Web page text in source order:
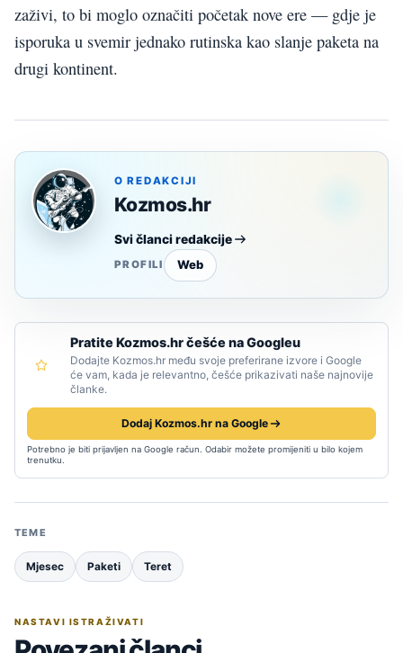
zaživi, to bi moglo označiti početak nove ere — gdje je
isporuka u svemir jednako rutinska kao slanje paketa na
drugi kontinent.
O REDAKCIJI
Kozmos.hr
Svi članci redakcije
PROFILI Web
Pratite Kozmos.hr češće na Googleu
Dodajte Kozmos.hr među svoje preferirane izvore i Google
će vam, kada je relevantno, češće prikazivati naše najnovije
članke.
Dodaj Kozmos.hr na Google
Potrebno je biti prijavljen na Google račun. Odabir možete promijeniti u bilo kojem
trenutku.
TEME
Mjesec Paketi Teret
NASTAVI ISTRAŽIVATI